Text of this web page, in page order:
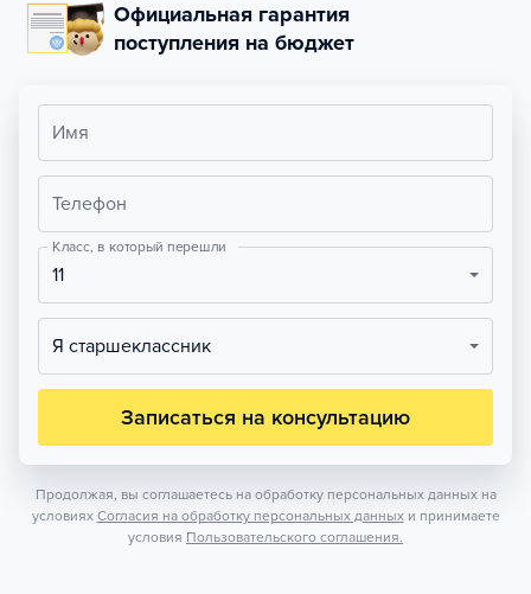
Официальная гарантия
поступления на бюджет
Имя
Телефон
Класс, в который перешли
11
Я старшеклассник
Записаться на консультацию
Продолжая, вы соглашаетесь на обработку персональных данных на
условиях Согласия на обработку персональных данных и принимаете
условия Пользовательского соглашения.